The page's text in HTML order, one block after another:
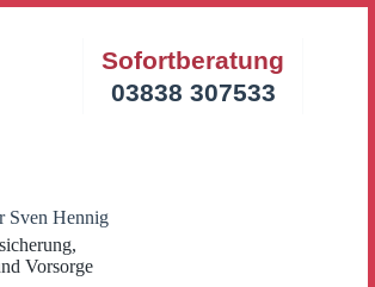
Sven Hennig
Vorsorge
Sofortberatung
03838 307533